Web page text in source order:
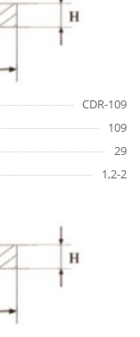
CDR-109
109
29
1,2-2